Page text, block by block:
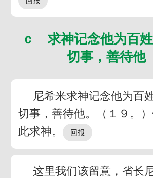
ｃ 求神记念他为百
切事，善待他
尼希米求神记念他为百
切事，善待他。（１９。
此求神。
这里我们该留意，省长